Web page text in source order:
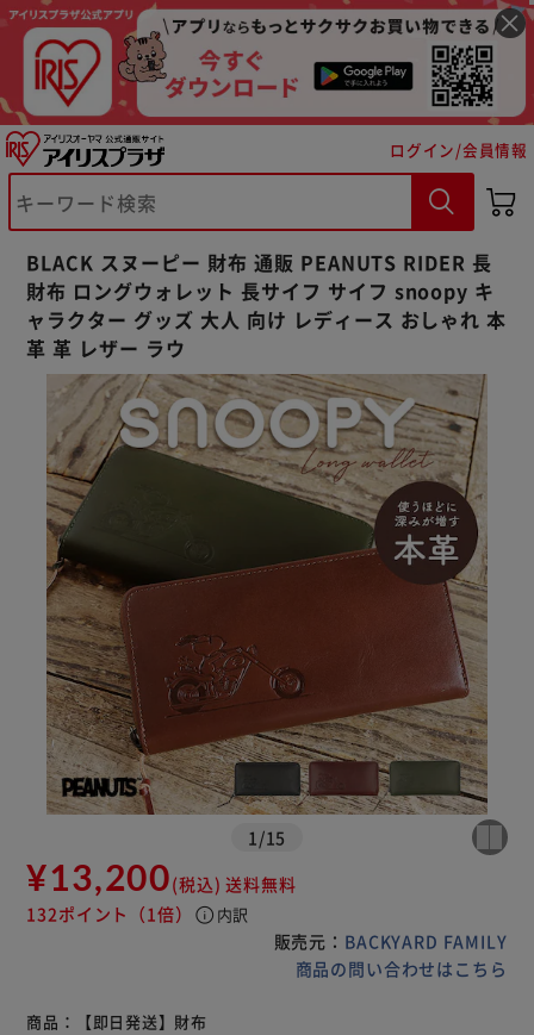
ログイン/会員情報
BLACK スヌーピー 財布 通販 PEANUTS RIDER 長
財布 ロングウォレット 長サイフ サイフ snoopy キ
ャラクター グッズ 大人 向け レディース おしゃれ 本
革 革 レザー ラウ
1 /15
¥13,200(税込) 送料無料
132ポイント （1倍） info 内訳
販売元： BACKYARD FAMILY
商品の問い合わせはこちら
商品：
【即日発送】財布
※ご確認ください
カートに入れる 購入手続きへ